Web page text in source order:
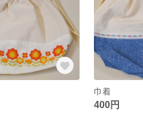
巾着
400円